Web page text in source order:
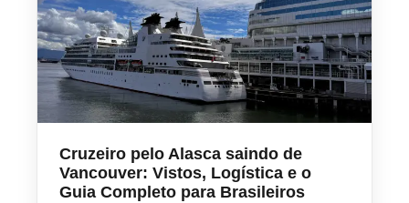
Cruzeiro pelo Alasca saindo de
Vancouver: Vistos, Logística e o
Guia Completo para Brasileiros